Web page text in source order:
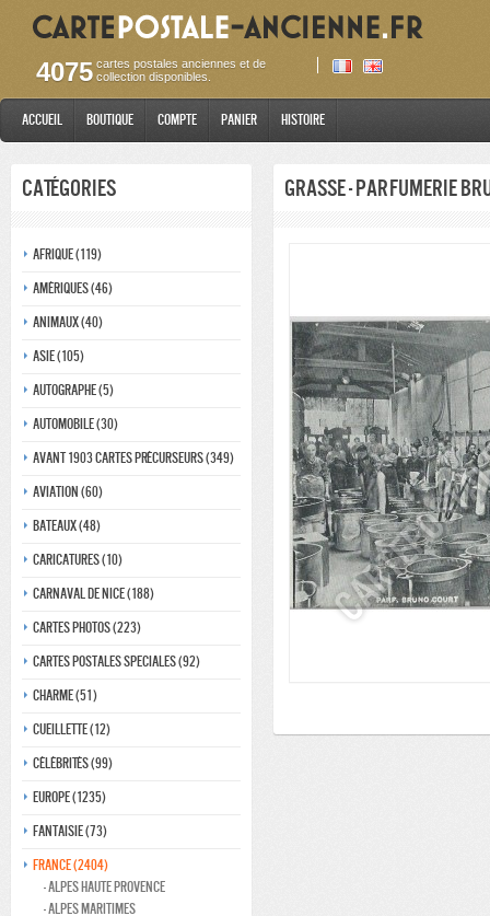
4075 cartes postales anciennes et de
collection disponibles.
Accueil Boutique Compte Panier Histoire
Catégories
Afrique (119)
Amériques (46)
Animaux (40)
Asie (105)
Autographe (5)
Automobile (30)
Avant 1903 Cartes précurseurs (349)
Aviation (60)
Bateaux (48)
Caricatures (10)
Carnaval de nice (188)
Cartes photos (223)
Cartes postales speciales (92)
Charme (51)
Cueillette (12)
Célébrités (99)
Europe (1235)
Fantaisie (73)
France (2404)
- Alpes haute provence
- Alpes maritimes
Grasse - Parfumerie